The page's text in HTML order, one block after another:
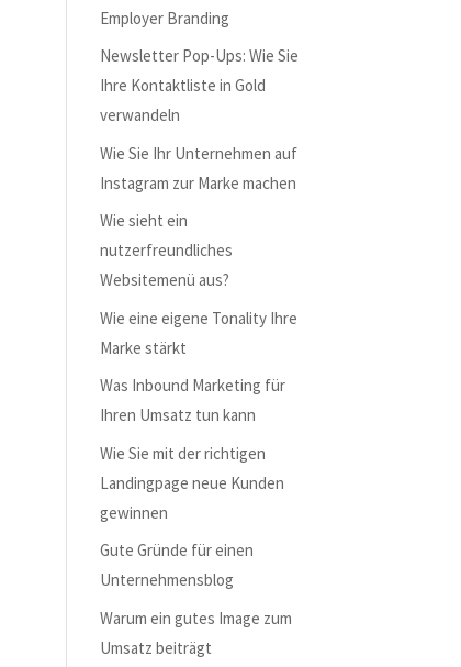
Employer Branding
Newsletter Pop-Ups: Wie Sie
Ihre Kontaktliste in Gold
verwandeln
Wie Sie Ihr Unternehmen auf
Instagram zur Marke machen
Wie sieht ein
nutzerfreundliches
Websitemenü aus?
Wie eine eigene Tonality Ihre
Marke stärkt
Was Inbound Marketing für
Ihren Umsatz tun kann
Wie Sie mit der richtigen
Landingpage neue Kunden
gewinnen
Gute Gründe für einen
Unternehmensblog
Warum ein gutes Image zum
Umsatz beiträgt